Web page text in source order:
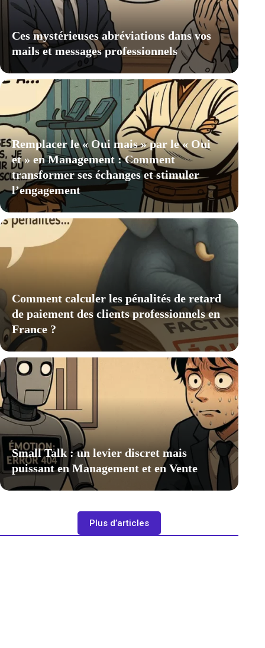
Ces mystérieuses abréviations dans vos
mails et messages professionnels
Remplacer le « Oui mais » par le « Oui
et » en Management : Comment
transformer ses échanges et stimuler
l’engagement
Comment calculer les pénalités de retard
de paiement des clients professionnels en
France ?
Small Talk : un levier discret mais
puissant en Management et en Vente
Plus d’articles